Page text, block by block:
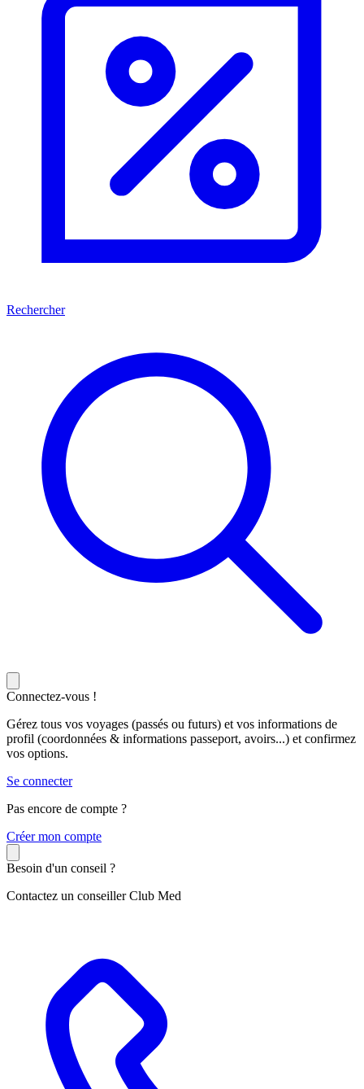
Rechercher
Connectez-vous !
Gérez tous vos voyages (passés ou futurs) et vos informations de
profil (coordonnées & informations passeport, avoirs...) et confirmez
vos options.
Se connecter
Pas encore de compte ?
Créer mon compte
Besoin d'un conseil ?
Contactez un conseiller Club Med